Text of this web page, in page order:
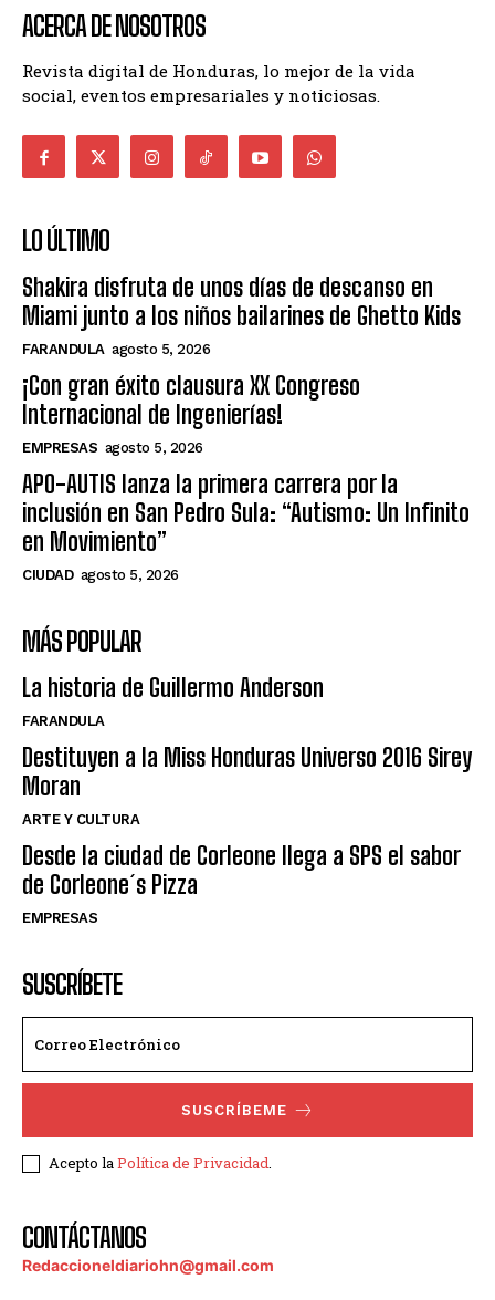
ACERCA DE NOSOTROS
Revista digital de Honduras, lo mejor de la vida
social, eventos empresariales y noticiosas.
LO ÚLTIMO
Shakira disfruta de unos días de descanso en
Miami junto a los niños bailarines de Ghetto Kids
FARANDULA agosto 5, 2026
¡Con gran éxito clausura XX Congreso
Internacional de Ingenierías!
EMPRESAS agosto 5, 2026
APO-AUTIS lanza la primera carrera por la
inclusión en San Pedro Sula: “Autismo: Un Infinito
en Movimiento”
CIUDAD agosto 5, 2026
MÁS POPULAR
La historia de Guillermo Anderson
FARANDULA
Destituyen a la Miss Honduras Universo 2016 Sirey
Moran
ARTE Y CULTURA
Desde la ciudad de Corleone llega a SPS el sabor
de Corleone´s Pizza
EMPRESAS
SUSCRÍBETE
SUSCRÍBEME
Acepto laPolítica de Privacidad.
CONTÁCTANOS
Redaccioneldiariohn@gmail.com